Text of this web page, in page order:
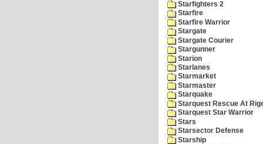
Starfighters 2
Starfire
Starfire Warrior
Stargate
Stargate Courier
Stargunner
Starion
Starlanes
Starmarket
Starmaster
Starquake
Starquest Rescue At
Starquest Star Warrior
Stars
Starsector Defense
Starship